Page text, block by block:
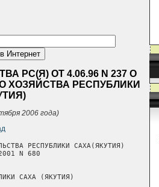
РС(Я) ОТ 4.06.96 N 237 О
ХОЗЯЙСТВА РЕСПУБЛИКИ
2006 года)
3).
       4. Обучение и стажировка специалистов рыбного хозяйства.
       5. Рыборазведение:      воспроизводство     рыбы,     товарное
   рыборазведение.  Для чего произвести  строительство  рыборазводных
   цехов  в  пп.Чокурдах,  Зырянка  и  Нюрба  за счет компенсационных
   средств  отраслей   промышленности,   нарушающих   и   разрушающих
   экологию.
       6. Строительство Национального центра "Байанай" в г. Якутске с
   долевым   участием  концерна  "Сахабулт",  где  будут  расположены
   гостиница, ресторан национальной кухни, супермаркет, бизнес-центр,
   офисы,  выставочные  залы,  полностью  выполненные  в национальном
   стиле.
       7. Организация сети торговых предприятий.
       8. В  целях  экономии  энергоресурсов   -   строительство   на
   рыбучастках микроГЭС и ветроагрегатов.
       9. Организация  отечественного  и   иностранного   туризма   в
   экзотических рыболовных и охотничьих местах.
   
               II. КОМПЛЕКС РАБОТ ПО ВОСПРОИЗВОДСТВУ РЫБЫ
                        РЕСПУБЛИКИ САХА (ЯКУТИЯ)
   
       Рыбное хозяйство  Республики  Саха  (Якутия)   развивается   в
   направлении  использования  естественных  запасов  рыбы  в  речных
   бассейнах, приморских участках и озерных системах.
       До настоящего   времени   рыболовство  развивается  на  местах
   промысла.
       В основном используются высокие концентрации полупроходных рыб
   в период их нерестовых и покатных миграций в  низовьях  рек  Лена,
   Яна,  Индигирка,  Колыма. Это привело к тому, что степень освоения
   запасов основных полупроходных рыб подошла к оптимальному  уровню.
   Однако  их  запасы  не  позволяют  в данное время увеличить вылов,
   необходимо  развивать  более   интенсивное   направление   рыбного
   хозяйства  -  озерное  рыбоводство,  увеличение рыбопродуктивности
   озер за счет разведения более ценных видов сиговых рыб в озерах.
       Для выращивания  товарной рыбы в озерах республики имеются все
   предпосылки.  Полученные биологические и  практические  результаты
   показали перспективность этого направления. Успешное развитие этой
   отрасли должно идти по пути организации озерных хозяйств,  которые
   создаются на базе разнотипных озер Намского, Мегино-Кангаласского,
   Усть-Алданского,  Хангаласского улусов Республики Саха (Якутия). В
       целях выяснения   возможности   создания   товарных   хозяйств
   проводится бонитировка  озер.  Рыбохозяйственный  фонд  республики
   складывается  из  наиболее  продуктивных  водоемов и включает 7869
   озер,  занимающих площадь 2828,2 тысяч га, что составляет 33,4% от
   общего   озерного   фонда.   Остальные   66,6%  озерного  фонда  -
   исключительно  малые  по   площади   водоемы   (менее   100   га),
   мелководные,    постоянно   заморные   и   безрыбные,   потерявшие
   промысловое значение, весьма удаленные от населенных пунктов.
       Озера, включаемые в рыбохозяйственный фонд,  могут при должной
   организации   рыболовства   на   естественных   зонах,   а   также
   реконструкции ихтиофауны, обеспечить устойчивые уловы на несколько
   десятилетий.  По расчетам рыбохозяйственной науки рыбные запасы  в
   озерах  оценивались  в  6600  тонн.  Однако,  возможности  озер не
   используются из-за слабой материально-технической базы, отсутствия
   совершенных орудий лова и техники, низкой рыбопродуктивности озер,
   в среднем не превышающей 5 кг/га. Для повышения рыбопродуктивности
   озер  необходимо  заняться разведением рыб,  то есть переходить на
   более интенсивную форму  хозяйствования,  чтобы  был  гарантирован
   максимальный   выход   продукции   высокого  качества.  Для  этого
   проводится  комплексное  изучение   озер   в   гидрологическом   и
   гидрохимическом   аспекте,   по  кормовой  базе,  составу  местной
   ихтиофауны.  При  этом  выявляются  свободные  кормовые   ниши   и
   определяется контингент рыб,  намечаемых для рыбоводного освоения.
   Основными  объектами  разведения  являются  сиг-пыжьян,   ряпушка,
   омуль,  муксун, пелядь. Последняя является весьма лабильным видом,
   представляющим   большой   интерес   как   объект   искусственного
   разведения.  Работы  в этом направлении начаты с вводом в действие
   Вилюйского   экспериме